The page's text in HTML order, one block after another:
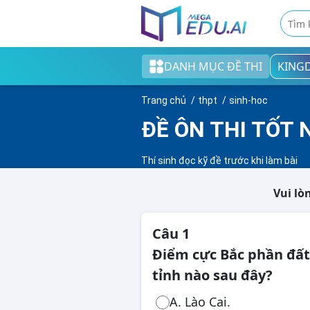
DANH MỤC ĐỀ THI
Khối tiểu học
Khối THCS
Cao đẳng/Đại học
Thi ngân hàng
Trang chủ thpt sinh-hoc
ĐỀ ÔN THI TỐT
Thí sinh đọc kỹ đề trước khi làm bài
Vui
Câu 1
Điểm cực Bắc phần
tỉnh nào sau đây?
A. Lào Cai.